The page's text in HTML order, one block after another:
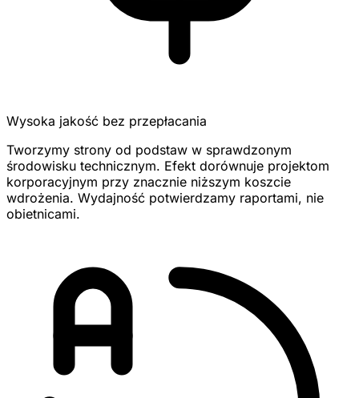
Wysoka jakość bez przepłacania
Tworzymy strony od podstaw w sprawdzonym
środowisku technicznym. Efekt dorównuje projektom
korporacyjnym przy znacznie niższym koszcie
wdrożenia. Wydajność potwierdzamy raportami, nie
obietnicami.